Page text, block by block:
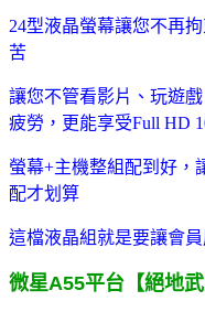
24型液晶螢幕讓您不再
苦
讓您不管看影片、玩遊
疲勞，更能享受Full HD
螢幕+主機整組配到好，
配才划算
這檔液晶組就是要讓會
微星A55平台【絕地